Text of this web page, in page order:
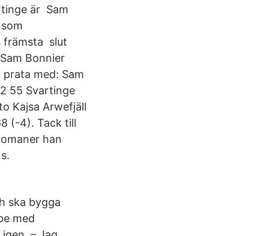
är Sam
främsta slut
Bonnier
med: Sam
55 Svartinge
Kajsa Arwefjäll
(-4). Tack till
han
ska bygga
med